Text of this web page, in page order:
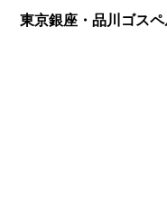
東京銀座・品川ゴス